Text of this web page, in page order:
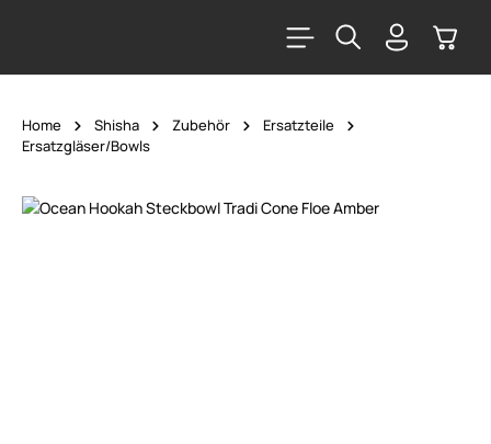
Home Shisha Zubehör
Ersatzteile
Ersatzgläser/Bowls
Bildergalerie überspringen